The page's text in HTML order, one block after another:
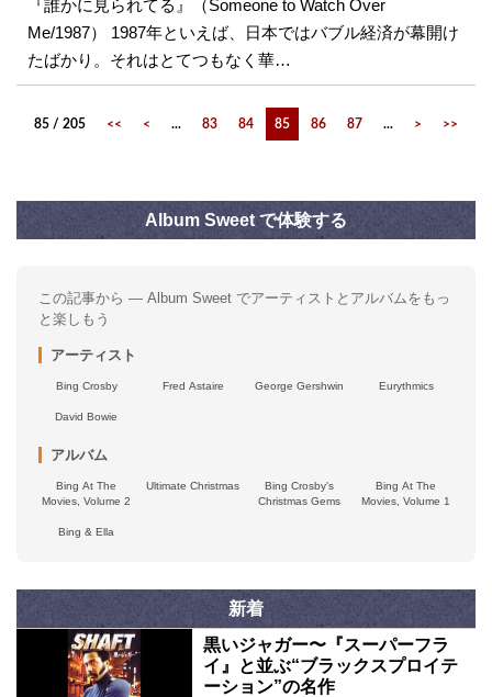
『誰かに見られてる』（Someone to Watch Over
Me/1987） 1987年といえば、日本ではバブル経済が幕開け
たばかり。それはとてつもなく華…
85 / 205 << < ... 83 84 85 86 87 ... > >>
Album Sweet で体験する
この記事から — Album Sweet でアーティストとアルバムをもっ
と楽しもう
アーティスト
Bing Crosby Fred Astaire George Gershwin Eurythmics
David Bowie
アルバム
Bing At The
Movies, Volume 2
Ultimate Christmas
Bing Crosby's
Christmas Gems
Bing At The
Movies, Volume 1
Bing & Ella
新着
黒いジャガー〜『スーパーフラ
イ』と並ぶ“ブラックスプロイテ
ーション”の名作